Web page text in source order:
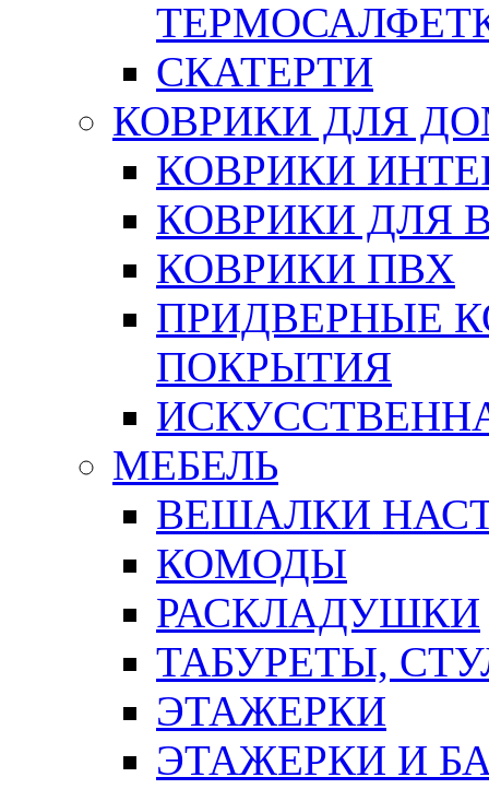
СКАТЕРТИ
КОВРИКИ ДЛЯ
КОВРИКИ
КОВРИКИ ДЛЯ
КОВРИКИ ПВХ
ПРИДВЕРНЫЕ
ПОКРЫТИЯ
МЕБЕЛЬ
ВЕШАЛКИ
КОМОДЫ
РАСКЛАДУШКИ
ТАБУРЕТЫ,
ЭТАЖЕРКИ
ЭТАЖЕРКИ И